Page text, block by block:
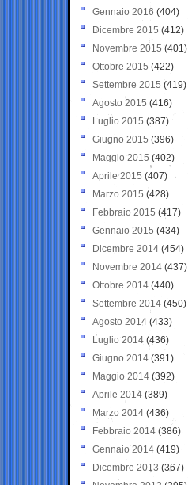
Gennaio 2016 (404)
Dicembre 2015 (412)
Novembre 2015 (401)
Ottobre 2015 (422)
Settembre 2015 (419)
Agosto 2015 (416)
Luglio 2015 (387)
Giugno 2015 (396)
Maggio 2015 (402)
Aprile 2015 (407)
Marzo 2015 (428)
Febbraio 2015 (417)
Gennaio 2015 (434)
Dicembre 2014 (454)
Novembre 2014 (437)
Ottobre 2014 (440)
Settembre 2014 (450)
Agosto 2014 (433)
Luglio 2014 (436)
Giugno 2014 (391)
Maggio 2014 (392)
Aprile 2014 (389)
Marzo 2014 (436)
Febbraio 2014 (386)
Gennaio 2014 (419)
Dicembre 2013 (367)